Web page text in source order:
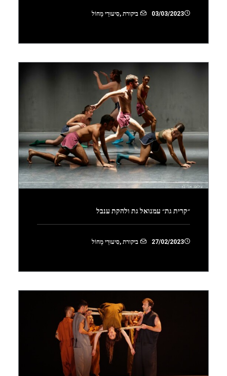
03/03/2023 ביקורת ,סִיעוּרֵי מָחוֹל
״קרית גת״ עמנואל גת ולהקת ענבל
27/02/2023 ביקורת ,סִיעוּרֵי מָחוֹל